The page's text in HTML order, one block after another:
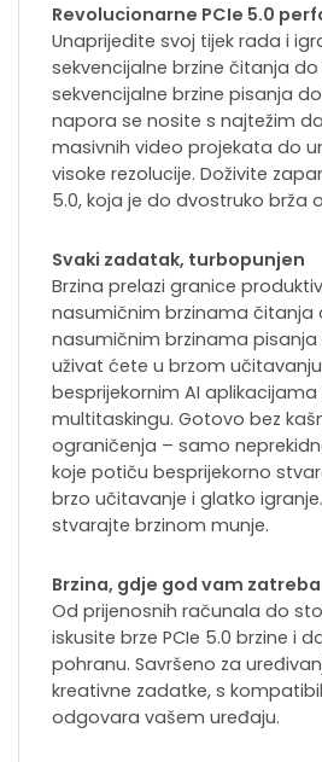
Revolucionarne PCIe 5.0
Unaprijedite svoj tijek rada i
sekvencijalne brzine čitanja do
sekvencijalne brzine pisanja do
napora se nosite s najtežim
masivnih video projekata do
visoke rezolucije. Doživite
5.0, koja je do dvostruko brža
Svaki zadatak, turbopunjen
Brzina prelazi granice
nasumičnim brzinama čitanja
nasumičnim brzinama pisanja
uživat ćete u brzom
besprijekornim AI
multitaskingu. Gotovo bez
ograničenja – samo
koje potiču besprijekorno
brzo učitavanje i glatko
stvarajte brzinom munje.
Brzina, gdje god vam zatreba
Od prijenosnih računala do
iskusite brze PCIe 5.0 brzine i
pohranu. Savršeno za
kreativne zadatke, s
odgovara vašem uređaju.